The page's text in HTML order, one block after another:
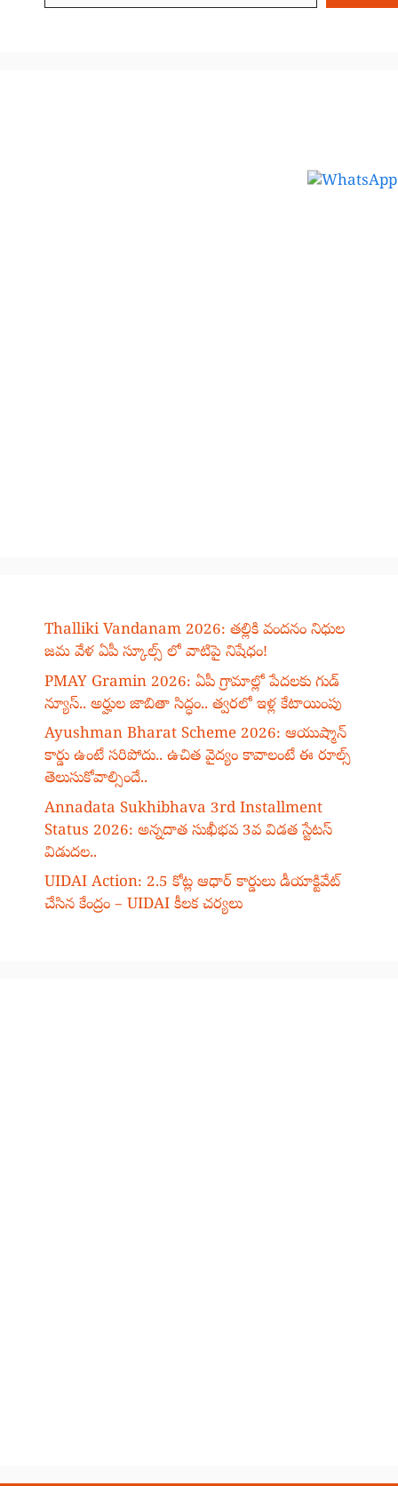
Thalliki Vandanam 2026: తల్లికి వందనం నిధుల
జమ వేళ ఏపీ స్కూల్స్ లో వాటిపై నిషేధం!
PMAY Gramin 2026: ఏపీ గ్రామాల్లో పేదలకు గుడ్
న్యూస్.. అర్హుల జాబితా సిద్ధం.. త్వరలో ఇళ్ల కేటాయింపు
Ayushman Bharat Scheme 2026: ఆయుష్మాన్
కార్డు ఉంటే సరిపోదు.. ఉచిత వైద్యం కావాలంటే ఈ రూల్స్
తెలుసుకోవాల్సిందే..
Annadata Sukhibhava 3rd Installment
Status 2026: అన్నదాత సుఖీభవ 3వ విడత స్టేటస్
విడుదల..
UIDAI Action: 2.5 కోట్ల ఆధార్ కార్డులు డీయాక్టివేట్
చేసిన కేంద్రం – UIDAI కీలక చర్యలు